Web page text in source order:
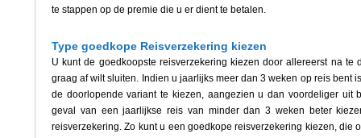
te stappen op de premie die u er dient te betalen.
Type goedkope Reisverzekering kiezen
U kunt de goedkoopste reisverzekering kiezen door allereerst na te
graag af wilt sluiten. Indien u jaarlijks meer dan 3 weken op reis bent
de doorlopende variant te kiezen, aangezien u dan voordeliger uit
geval van een jaarlijkse reis van minder dan 3 weken beter
reisverzekering. Zo kunt u een goedkope reisverzekering kiezen, die